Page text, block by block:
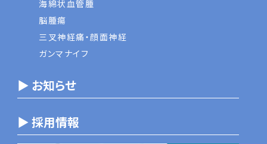
海綿状血管腫
脳腫瘍
三叉神経痛・顔面神経
ガンマナイフ
▶ お知らせ
▶ 採用情報